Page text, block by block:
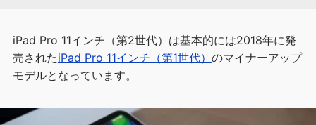
iPad Pro 11インチ（第2世代）は基本的には2018年に発
売されたiPad Pro 11インチ（第1世代） のマイナーアップ
モデルとなっています。